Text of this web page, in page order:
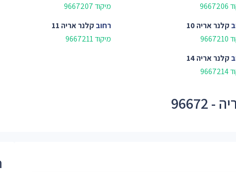
מיקוד 9667207
קלנר אריה 10
רחוב קלנר אריה 11
מיקוד 9667211
קלנר אריה 14